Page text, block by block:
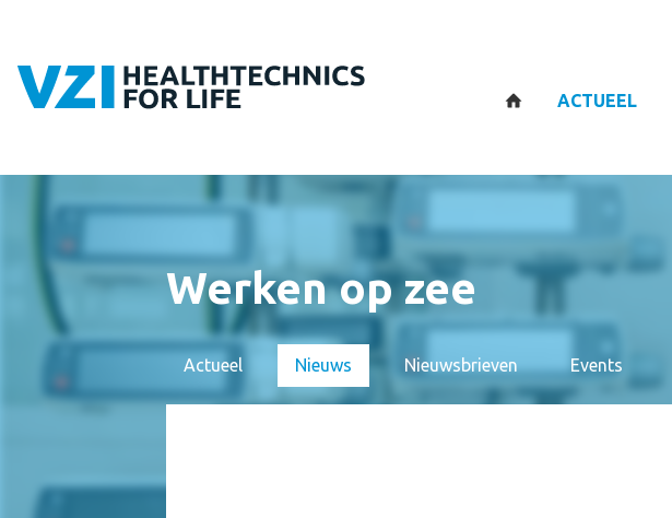
ACTUEEL
Werken op zee
Actueel Nieuws Nieuwsbrieven Events